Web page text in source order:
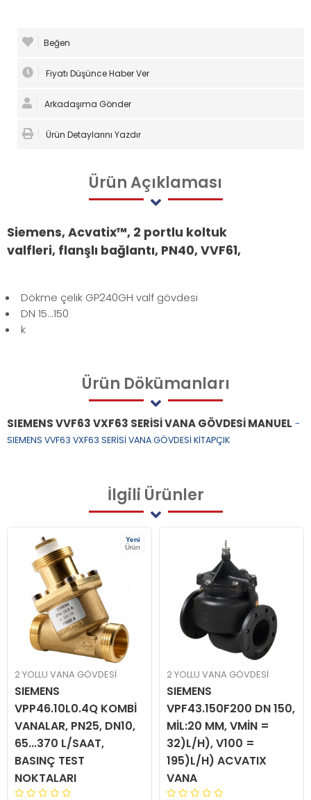
Beğen
Fiyatı Düşünce Haber Ver
Arkadaşıma Gönder
Ürün Detaylarını Yazdır
ÜrünAçıklaması
Siemens, Acvatix™, 2 portlu koltuk
valfleri, flanşlı bağlantı, PN40,VVF61,
Dökme çelik GP240GH valf gövdesi
DN 15...150
k
Ürün Dökümanları
SIEMENS VVF63 VXF63 SERİSİ VANA GÖVDESİ MANUEL -
SIEMENS VVF63 VXF63 SERİSİ VANA GÖVDESİ KİTAPÇIK
İlgili Ürünler
Yeni
Ürün
2 YOLLU VANA GÖVDESİ
SIEMENS
VPP46.10L0.4Q KOMBİ
VANALAR, PN25, DN10,
65...370 L/SAAT,
BASINÇ TEST
NOKTALARI
2 YOLLU VANA GÖVDESİ
SIEMENS
VPF43.150F200 DN 150,
MİL:20 MM, VMİN =
32)L/H), V100 =
195)L/H) ACVATIX
VANA